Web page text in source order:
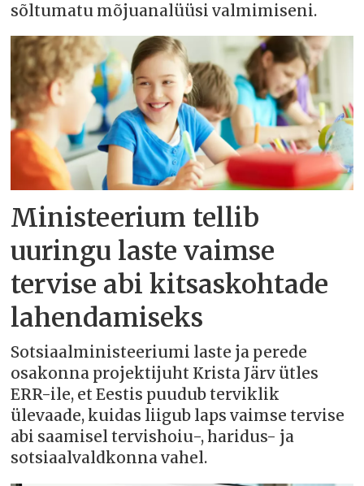
sõltumatu mõjuanalüüsi valmimiseni.
Ministeerium tellib
uuringu laste vaimse
tervise abi kitsaskohtade
lahendamiseks
Sotsiaalministeeriumi laste ja perede
osakonna projektijuht Krista Järv ütles
ERR-ile, et Eestis puudub terviklik
ülevaade, kuidas liigub laps vaimse tervise
abi saamisel tervishoiu-, haridus- ja
sotsiaalvaldkonna vahel.